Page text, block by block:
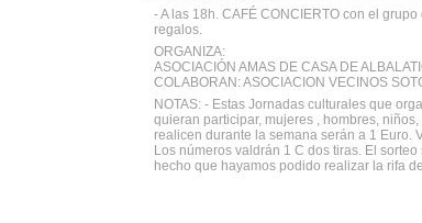
- A las 18h. CAFÉ CONCIERTO con el
regalos.
ORGANIZA:
ASOCIACIÓN AMAS DE CASA DE
COLABORAN: ASOCIACION VECINOS
NOTAS: - Estas Jornadas culturales que
quieran participar, mujeres , hombres,
realicen durante la semana serán a 1 Euro.
Los números valdrán 1 C dos tiras. El
hecho que hayamos podido realizar la rifa